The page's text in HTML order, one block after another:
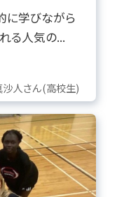
に学びながら
る人気の...
沙人さん(高校生)